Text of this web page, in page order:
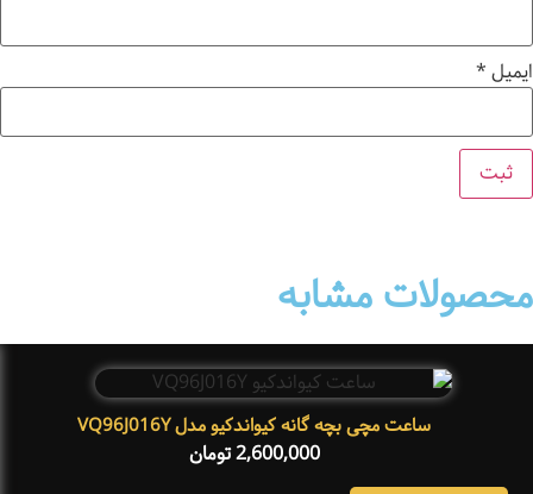
ایمیل *
محصولات مشابه
ساعت مچی بچه گانه کیواندکیو مدل VQ96J016Y
2,600,000تومان